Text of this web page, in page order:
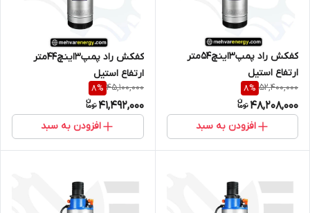
کفکش راد پمپ3اینچ54متر
ارتفاع استیل
52,400,000
8%
48,208,000
افزودن به سبد
کفکش راد پمپ3اینچ44متر
ارتفاع استیل
45,100,000
8%
41,492,000
افزودن به سبد